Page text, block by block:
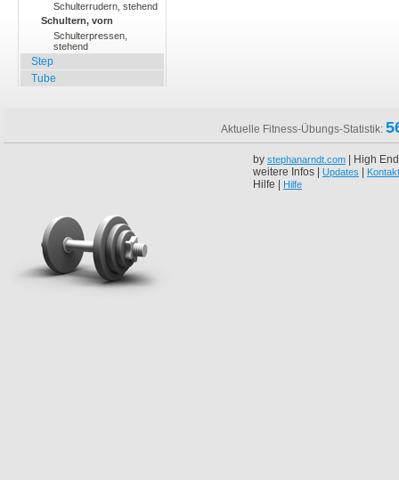
Schulterrudern, stehend
Schultern, vorn
Schulterpressen,
stehend
Step
Tube
Aktuelle Fitness-Übungs-Statistik:
by stephanarndt.com | High
weitere Infos | Updates Kontakt
Hilfe | Hilfe